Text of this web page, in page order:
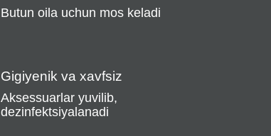
Butun oila uchun mos keladi
Gigiyenik va xavfsiz
Aksessuarlar yuvilib,
dezinfektsiyalanadi